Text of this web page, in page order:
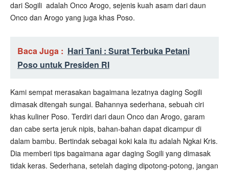
dari Sogili adalah Onco Arogo, sejenis kuah asam dari daun
Onco dan Arogo yang juga khas Poso.
Baca Juga : Hari Tani : Surat Terbuka Petani
Poso untuk Presiden RI
Kami sempat merasakan bagaimana lezatnya daging Sogili
dimasak ditengah sungai. Bahannya sederhana, sebuah ciri
khas kuliner Poso. Terdiri dari daun Onco dan Arogo, garam
dan cabe serta jeruk nipis, bahan-bahan dapat dicampur di
dalam bambu. Bertindak sebagai koki kala itu adalah Ngkai Kris.
Dia memberi tips bagaimana agar daging Sogili yang dimasak
tidak keras. Sederhana, setelah daging dipotong-potong, jangan